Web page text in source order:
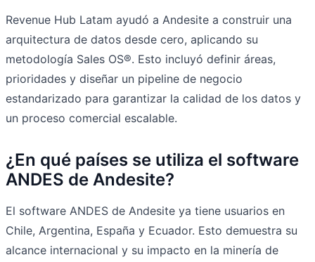
Revenue Hub Latam ayudó a Andesite a construir una
arquitectura de datos desde cero, aplicando su
metodología Sales OS®. Esto incluyó definir áreas,
prioridades y diseñar un pipeline de negocio
estandarizado para garantizar la calidad de los datos y
un proceso comercial escalable.
¿En qué países se utiliza el software
ANDES de Andesite?
El software ANDES de Andesite ya tiene usuarios en
Chile, Argentina, España y Ecuador. Esto demuestra su
alcance internacional y su impacto en la minería de